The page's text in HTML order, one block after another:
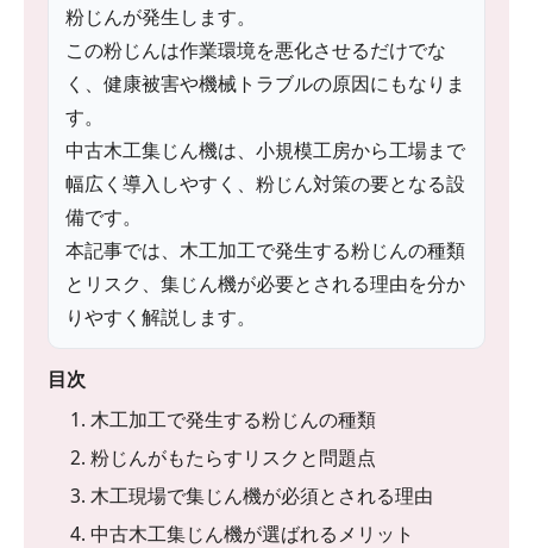
粉じんが発生します。
この粉じんは作業環境を悪化させるだけでな
く、健康被害や機械トラブルの原因にもなりま
す。
中古木工集じん機は、小規模工房から工場まで
幅広く導入しやすく、粉じん対策の要となる設
備です。
本記事では、木工加工で発生する粉じんの種類
とリスク、集じん機が必要とされる理由を分か
りやすく解説します。
目次
1. 木工加工で発生する粉じんの種類
2. 粉じんがもたらすリスクと問題点
3. 木工現場で集じん機が必須とされる理由
4. 中古木工集じん機が選ばれるメリット